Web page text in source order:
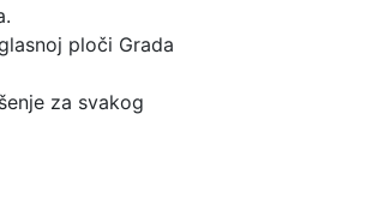
ploči Grada
za svakog